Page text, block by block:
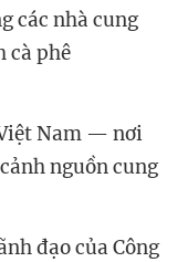
các nhà cung
cà phê
Nam — nơi
nguồn cung
đạo của Công